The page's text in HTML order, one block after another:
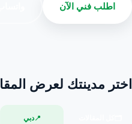
اطلب فني الآن
اختر مدينتك لعرض
📍دبي